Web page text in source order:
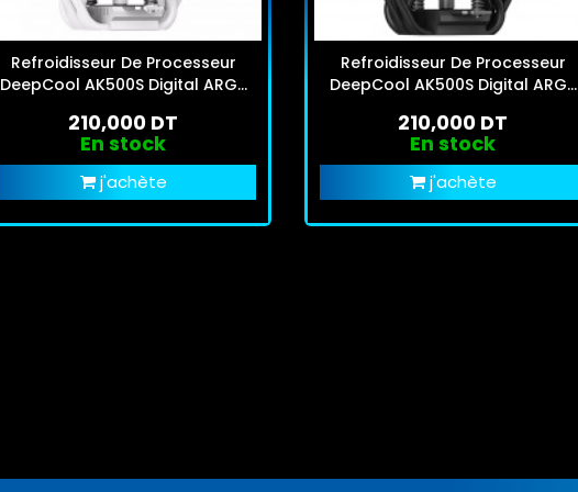
Refroidisseur De Processeur
DeepCool AK500S Digital ARGB
210,000 DT
En stock
j'achète
Refroidisseur De Processeur
DeepCool AK500S Digital ARGB
210,000 DT
En stock
j'achète